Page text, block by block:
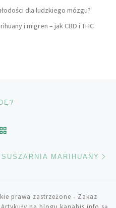
dla ludzkiego mózgu?
i migren – jak CBD i THC
SUSZARNIA MARIHUANY
prawa zastrzeżone - Zakaz